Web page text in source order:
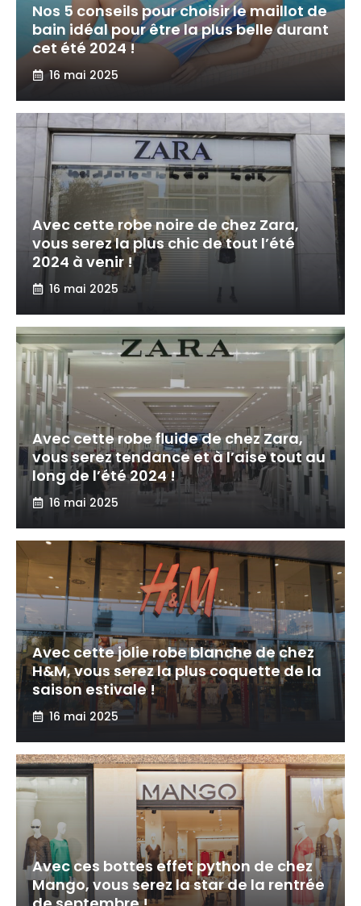
Nos 5 conseils pour choisir le maillot de
bain idéal pour être la plus belle durant
cet été 2024 !
16 mai 2025
Avec cette robe noire de chez Zara,
vous serez la plus chic de tout l’été
2024 à venir !
16 mai 2025
Avec cette robe fluide de chez Zara,
vous serez tendance et à l’aise tout au
long de l’été 2024 !
16 mai 2025
Avec cette jolie robe blanche de chez
H&M, vous serez la plus coquette de la
saison estivale !
16 mai 2025
Avec ces bottes effet python de chez
Mango, vous serez la star de la rentrée